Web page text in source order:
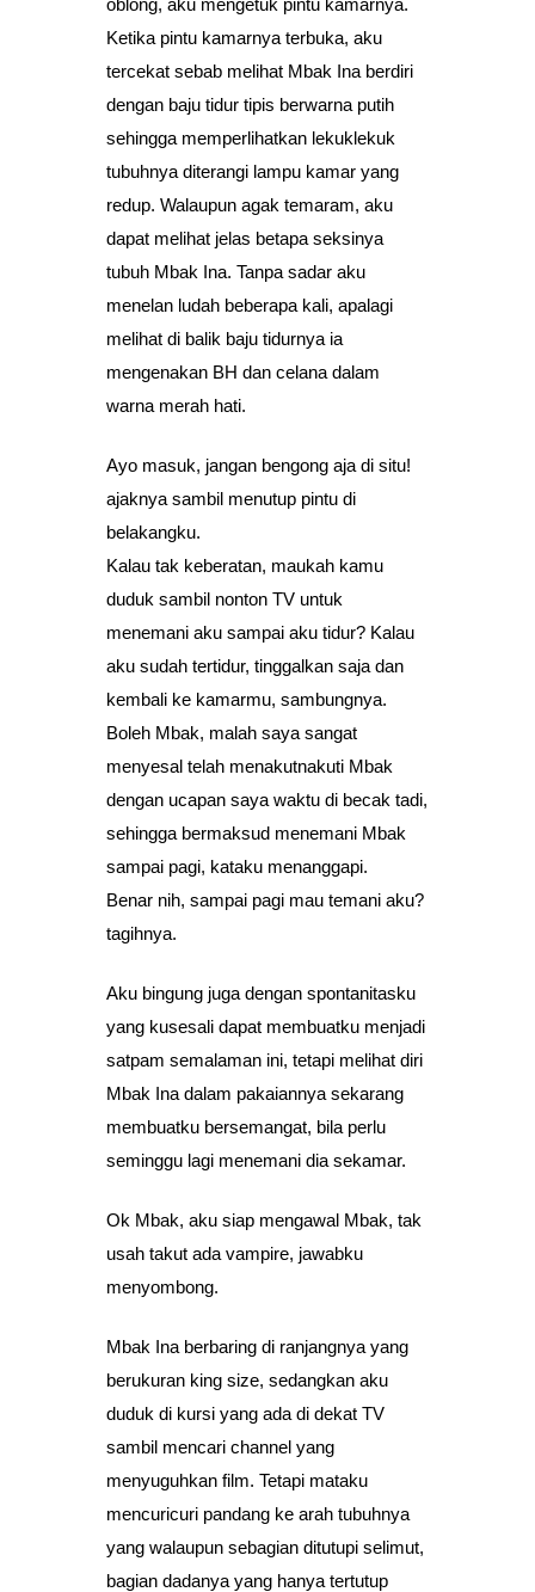
oblong, aku mengetuk pintu kamarnya.
Ketika pintu kamarnya terbuka, aku
tercekat sebab melihat Mbak Ina berdiri
dengan baju tidur tipis berwarna putih
sehingga memperlihatkan lekuklekuk
tubuhnya diterangi lampu kamar yang
redup. Walaupun agak temaram, aku
dapat melihat jelas betapa seksinya
tubuh Mbak Ina. Tanpa sadar aku
menelan ludah beberapa kali, apalagi
melihat di balik baju tidurnya ia
mengenakan BH dan celana dalam
warna merah hati.
Ayo masuk, jangan bengong aja di situ!
ajaknya sambil menutup pintu di
belakangku.
Kalau tak keberatan, maukah kamu
duduk sambil nonton TV untuk
menemani aku sampai aku tidur? Kalau
aku sudah tertidur, tinggalkan saja dan
kembali ke kamarmu, sambungnya.
Boleh Mbak, malah saya sangat
menyesal telah menakutnakuti Mbak
dengan ucapan saya waktu di becak tadi,
sehingga bermaksud menemani Mbak
sampai pagi, kataku menanggapi.
Benar nih, sampai pagi mau temani aku?
tagihnya.
Aku bingung juga dengan spontanitasku
yang kusesali dapat membuatku menjadi
satpam semalaman ini, tetapi melihat diri
Mbak Ina dalam pakaiannya sekarang
membuatku bersemangat, bila perlu
seminggu lagi menemani dia sekamar.
Ok Mbak, aku siap mengawal Mbak, tak
usah takut ada vampire, jawabku
menyombong.
Mbak Ina berbaring di ranjangnya yang
berukuran king size, sedangkan aku
duduk di kursi yang ada di dekat TV
sambil mencari channel yang
menyuguhkan film. Tetapi mataku
mencuricuri pandang ke arah tubuhnya
yang walaupun sebagian ditutupi selimut,
bagian dadanya yang hanya tertutup